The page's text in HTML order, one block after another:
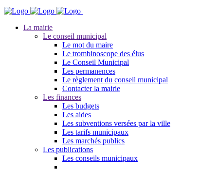
La mairie
Le conseil municipal
Le mot du maire
Le trombinoscope des élus
Le Conseil Municipal
Les permanences
Le règlement du conseil municipal
Contacter la mairie
Les finances
Les budgets
Les aides
Les subventions versées par la ville
Les tarifs municipaux
Les marchés publics
Les publications
Les conseils municipaux